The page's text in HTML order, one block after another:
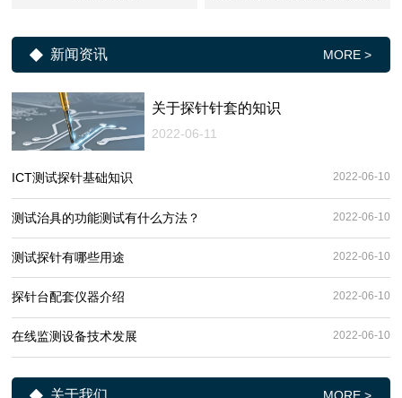
新闻资讯 MORE >
关于探针针套的知识
2022-06-11
ICT测试探针基础知识 2022-06-10
​测试治具的功能测试有什么方法？ 2022-06-10
测试探针有哪些用途 2022-06-10
探针台配套仪器介绍 2022-06-10
在线监测设备技术发展 2022-06-10